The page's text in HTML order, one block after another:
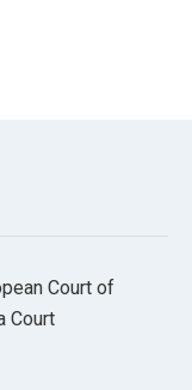
Court of
Court